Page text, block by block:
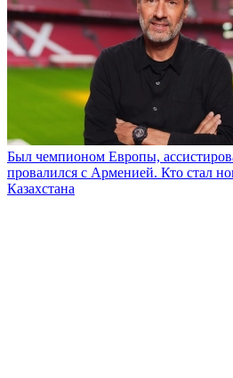
Был чемпионом Европы,
провалился с Арменией. Кто стал
Казахстана